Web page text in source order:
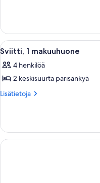
kuvat
makuuhuone,
kulmassa
Avaa
kaikki
huonetyypin
Sviitti,
1
12
Sviitti, 1 makuuhuone
4 henkilöä
2 keskisuurta parisänkyä
Lisätietoja
Lisätietoja
makuuhuone